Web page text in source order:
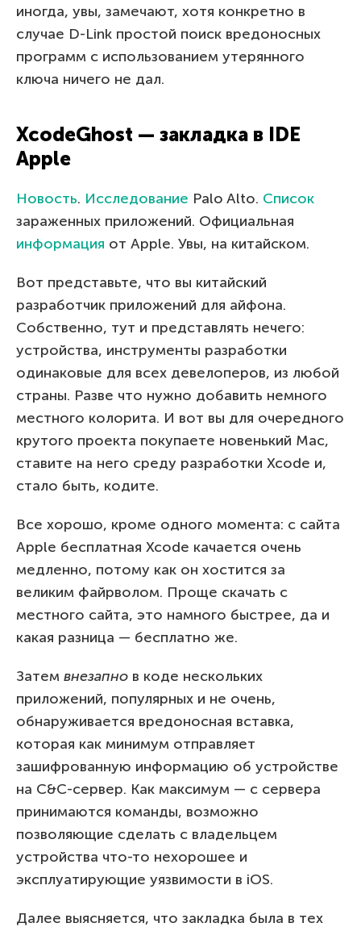
иногда, увы, замечают, хотя конкретно в
случае D-Link простой поиск вредоносных
программ с использованием утерянного
ключа ничего не дал.
XcodeGhost — закладка в IDE
Apple
Новость. Исследование Palo Alto. Список
зараженных приложений. Официальная
информация от Apple. Увы, на китайском.
Вот представьте, что вы китайский
разработчик приложений для айфона.
Собственно, тут и представлять нечего:
устройства, инструменты разработки
одинаковые для всех девелоперов, из любой
страны. Разве что нужно добавить немного
местного колорита. И вот вы для очередного
крутого проекта покупаете новенький Mac,
ставите на него среду разработки Xcode и,
стало быть, кодите.
Все хорошо, кроме одного момента: с сайта
Apple бесплатная Xcode качается очень
медленно, потому как он хостится за
великим файрволом. Проще скачать с
местного сайта, это намного быстрее, да и
какая разница — бесплатно же.
Затем внезапно в коде нескольких
приложений, популярных и не очень,
обнаруживается вредоносная вставка,
которая как минимум отправляет
зашифрованную информацию об устройстве
на C&C-сервер. Как максимум — с сервера
принимаются команды, возможно
позволяющие сделать с владельцем
устройства что-то нехорошее и
эксплуатирующие уязвимости в iOS.
Далее выясняется, что закладка была в тех